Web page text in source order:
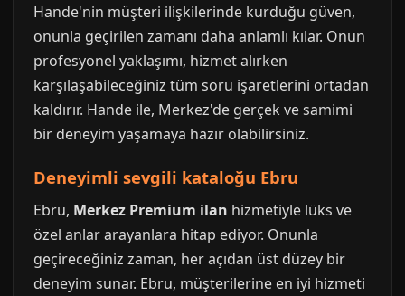
Hande'nin müşteri ilişkilerinde kurduğu güven,
onunla geçirilen zamanı daha anlamlı kılar. Onun
profesyonel yaklaşımı, hizmet alırken
karşılaşabileceğiniz tüm soru işaretlerini ortadan
kaldırır. Hande ile, Merkez'de gerçek ve samimi
bir deneyim yaşamaya hazır olabilirsiniz.
Deneyimli sevgili kataloğu Ebru
Ebru, Merkez Premium ilan hizmetiyle lüks ve
özel anlar arayanlara hitap ediyor. Onunla
geçireceğiniz zaman, her açıdan üst düzey bir
deneyim sunar. Ebru, müşterilerine en iyi hizmeti